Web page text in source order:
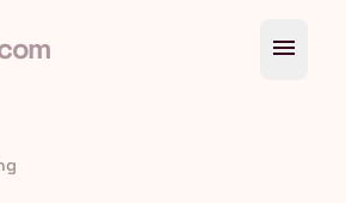
menu